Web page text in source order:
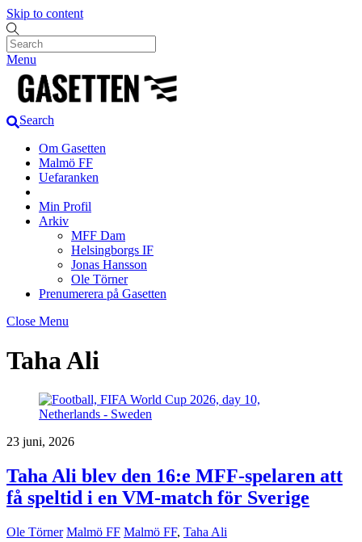
Skip to content
Menu
Search
Om Gasetten
Malmö FF
Uefaranken
Min Profil
Arkiv
MFF Dam
Helsingborgs IF
Jonas Hansson
Ole Törner
Prenumerera på Gasetten
Close Menu
Taha Ali
23 juni, 2026
Taha Ali blev den 16:e MFF-spelaren att
få speltid i en VM-match för Sverige
Ole Törner Malmö FF Malmö FF, Taha Ali